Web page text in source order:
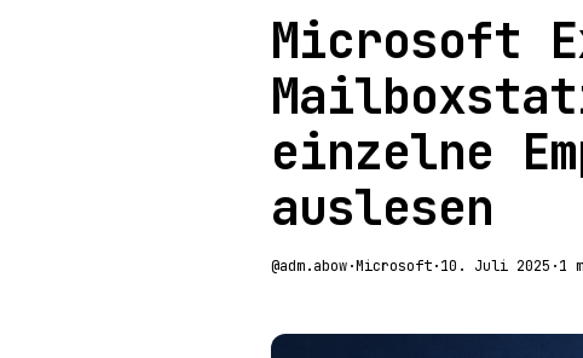
Microsoft
einzelne
auslesen
@adm.abow·Microsoft·10. Juli 2025 ·1